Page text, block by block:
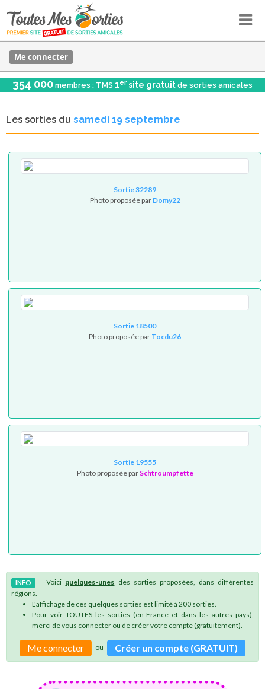
Me connecter
354 000 membres : TMS 1er site gratuit de sorties amicales
Les sorties du samedi 19 septembre
Sortie 32289
Photo proposée par Domy22
Sortie 18500
Photo proposée par Tocdu26
Sortie 19555
Photo proposée par Schtroumpfette
INFO Voici quelques-unes des sorties proposées, dans différentes
régions.
L'affichage de ces quelques sorties est limité à 200 sorties.
Pour voir TOUTES les sorties (en France et dans les autres pays),
merci de vous connecter ou de créer votre compte (gratuitement).
Me connecter ou Créer un compte (GRATUIT)